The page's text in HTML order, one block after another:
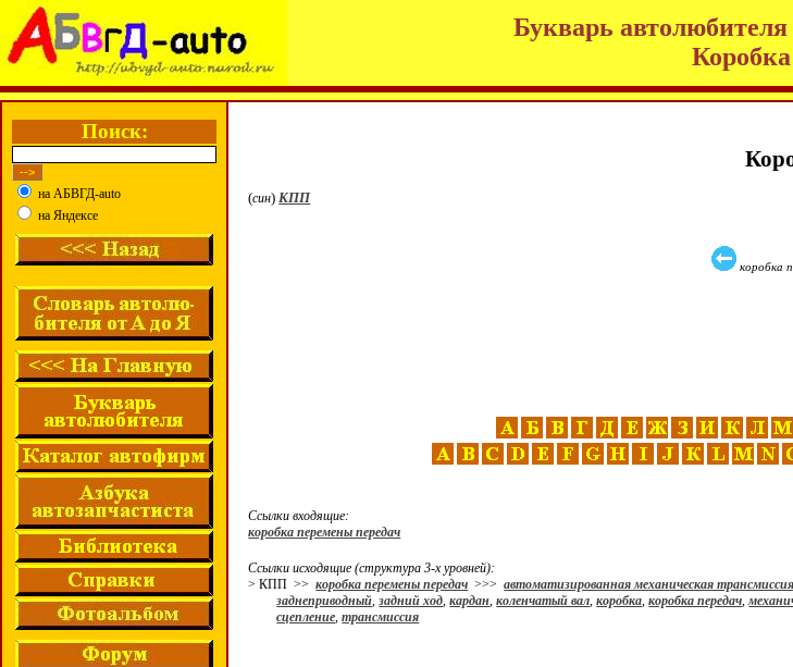
Букварь
Поиск:
на АБВГД-auto
на Яндексе
(син)КПП
коробка
Ссылки входящие:
коробка перемены передач
Ссылки исходящие (структура 3-х уровней):
> КПП >>коробка перемены передач >>>автоматизированная механическая
заднеприводный,задний ход,кардан,коленчатый вал,коробка,коробка передач,
сцепление,трансмиссия